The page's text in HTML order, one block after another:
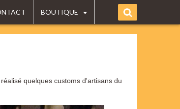
BOUTIQUE
quelques customs d'artisans du